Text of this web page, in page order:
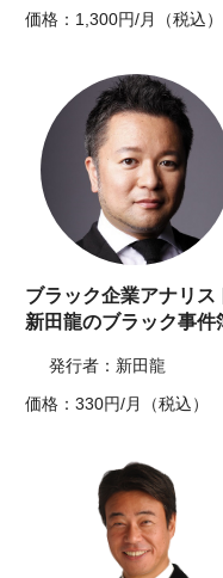
価格：1,300円/月（税込）
ブラック企業アナリス
新田龍のブラック事件
発行者：新田龍
価格：330円/月（税込）